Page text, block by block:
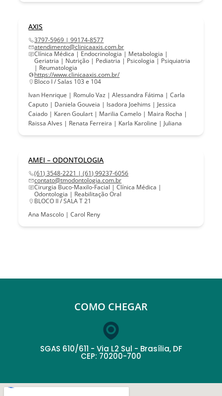
AXIS
3797-5969 | 99174-8577
atendimento@clinicaaxis.com.br
Clínica Médica | Endocrinologia | Metabologia |
Geriatria | Nutrição | Pediatria | Psicologia | Psiquiatria
| Reumatologia
https://www.clinicaaxis.com.br/
Bloco I / Salas 103 e 104
Ivan Henrique | Romulo Vaz | Alessandra Fátima | Carla
Caputo | Daniela Gouveia | Isadora Joehims | Jessica
Caiado | Karen Goulart | Marilia Camelo | Maira Rocha |
Raissa Alves | Renata Ferreira | Karla Karoline | Juliana
AMEI – ODONTOLOGIA
(61) 3548-2221 | (61) 99237-6056
contato@tmodontologia.com.br
Cirurgia Buco-Maxilo-Facial | Clínica Médica |
Odontologia | Reabilitação Oral
BLOCO II / SALA T 21
Ana Mascolo | Carol Reny
COMO CHEGAR
SGAS 610/611 - Via L2 Sul - Brasília, DF
CEP: 70200-700